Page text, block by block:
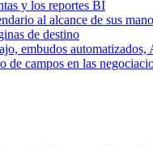
y los reportes BI
al alcance de sus
de destino
embudos automatizados,
de campos en las